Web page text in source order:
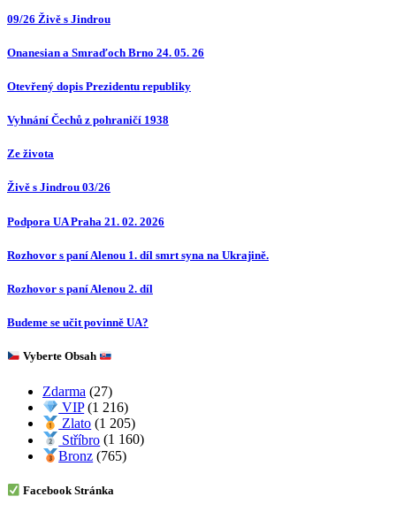
09/26 Živě s Jindrou
Onanesian a Smraďoch Brno 24. 05. 26
Otevřený dopis Prezidentu republiky
Vyhnání Čechů z pohraničí 1938
Ze života
Živě s Jindrou 03/26
Podpora UA Praha 21. 02. 2026
Rozhovor s paní Alenou 1. díl smrt syna na Ukrajině.
Rozhovor s paní Alenou 2. díl
Budeme se učit povinně UA?
Vyberte Obsah
Zdarma (27)
VIP(1 216)
Zlato (1 205)
Stříbro (1 160)
Bronz (765)
Facebook Stránka